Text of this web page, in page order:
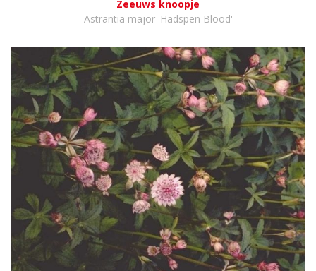
Zeeuws knoopje
Astrantia major 'Hadspen Blood'